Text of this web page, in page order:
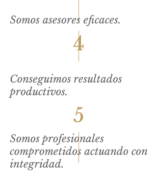
Somos asesores eficaces.
4
Conseguimos resultados
productivos.
5
Somos profesionales
comprometidos actuando con
integridad.